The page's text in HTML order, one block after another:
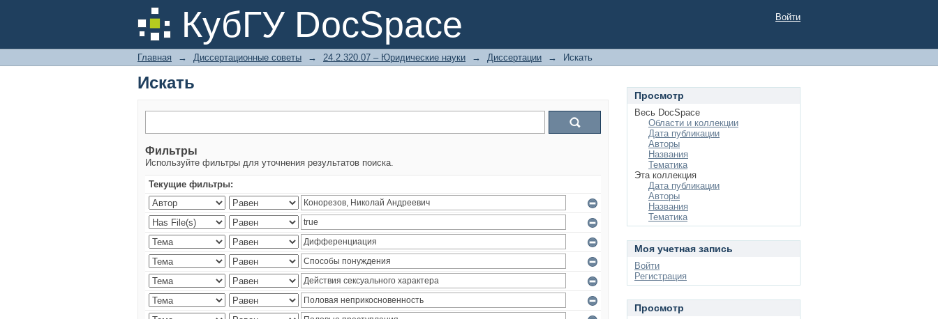
КубГУ DocSpace
Искать Войти
Главная → Диссертационные советы → 24.2.320.07 – Юридические науки → Диссертации → Искать
Искать
Фильтры
Используйте фильтры для уточнения результатов поиска.
Текущие фильтры:
Просмотр
Весь DocSpace
Области и коллекции
Дата публикации
Авторы
Названия
Тематика
Эта коллекция
Дата публикации
Авторы
Названия
Тематика
Моя учетная запись
Войти
Регистрация
Просмотр